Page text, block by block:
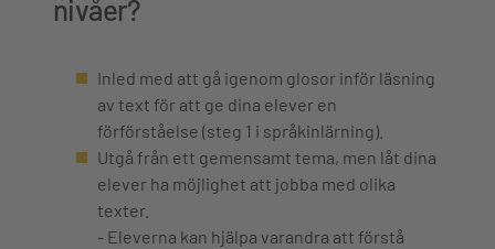
nivåer?
Inled med att gå igenom glosor inför läsning
av text för att ge dina elever en
förförståelse (steg 1 i språkinlärning).
Utgå från ett gemensamt tema, men låt dina
elever ha möjlighet att jobba med olika
texter.
- Eleverna kan hjälpa varandra att förstå